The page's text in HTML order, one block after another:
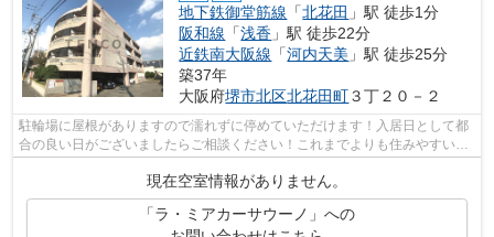
地下鉄御堂筋線 「北花田 」駅 徒歩1分
阪和線 「浅香 」駅 徒歩22分
近鉄南大阪線 「河内天美 」駅 徒歩25分
築37年
大阪府堺市北区北花田町３丁２０－２
駐輪場に屋根がありますので濡れずに停めていただけます！入居日として都
合の良い日がございましたらご相談ください！これまでよりも住みやすい環
境をお求めの方へは、ぜひ当社から物...
現在空室情報がありません。
「ラ・ミアカーサウーノ」への